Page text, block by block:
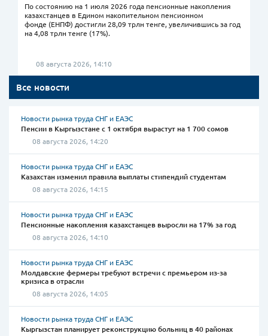
Все новости
Новости рынка труда СНГ и ЕАЭС
Пенсии в Кыргызстане с 1 октября вырастут на 1 700 сомов
08 августа 2026, 14:20
Новости рынка труда СНГ и ЕАЭС
Казахстан изменил правила выплаты стипендий студентам
08 августа 2026, 14:15
Новости рынка труда СНГ и ЕАЭС
Пенсионные накопления казахстанцев выросли на 17% за год
08 августа 2026, 14:10
Новости рынка труда СНГ и ЕАЭС
Молдавские фермеры требуют встречи с премьером из-за
кризиса в отрасли
08 августа 2026, 14:05
Новости рынка труда СНГ и ЕАЭС
Кыргызстан планирует реконструкцию больниц в 40 районах
По состоянию на 1 июля 2026 года пенсионные накопления
казахстанцев в Едином накопительном пенсионном
фонде (ЕНПФ) достигли 28,09 трлн тенге, увеличившись за год
на 4,08 трлн тенге (17%).
08 августа 2026, 14:10